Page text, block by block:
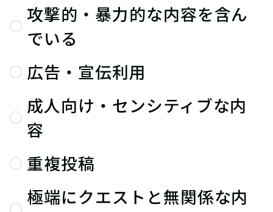
攻撃的・暴力的な内容を含ん
でいる
広告・宣伝利用
成人向け・センシティブな内
容
重複投稿
極端にクエストと無関係な内